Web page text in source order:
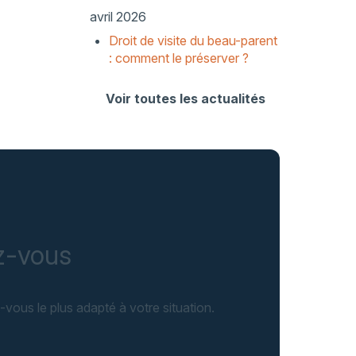
avril 2026
Droit de visite du beau-parent
: comment le préserver ?
Voir toutes les actualités
vous
le plus adapté à votre situation.